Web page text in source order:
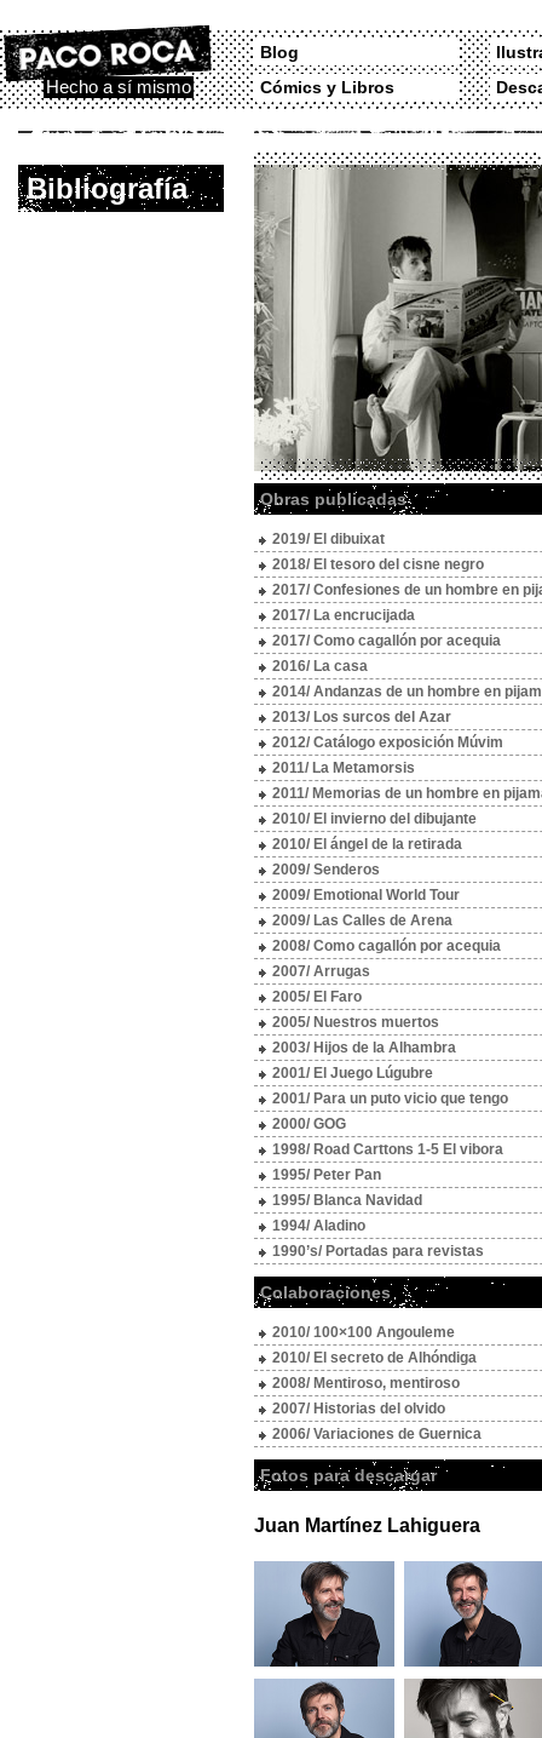
Hecho a sí mismo
Blog
Cómics y Libros
Bibliografía
Obras publicadas
2019/ El dibuixat
2018/ El tesoro del cisne negro
2017/ Confesiones de un hombre en
2017/ La encrucijada
2017/ Como cagallón por acequia
2016/ La casa
2014/ Andanzas de un hombre en
2013/ Los surcos del Azar
2012/ Catálogo exposición Múvim
2011/ La Metamorsis
2011/ Memorias de un hombre en
2010/ El invierno del dibujante
2010/ El ángel de la retirada
2009/ Senderos
2009/ Emotional World Tour
2009/ Las Calles de Arena
2008/ Como cagallón por acequia
2007/ Arrugas
2005/ El Faro
2005/ Nuestros muertos
2003/ Hijos de la Alhambra
2001/ El Juego Lúgubre
2001/ Para un puto vicio que tengo
2000/ GOG
1998/ Road Carttons 1-5 El vibora
1995/ Peter Pan
1995/ Blanca Navidad
1994/ Aladino
1990’s/ Portadas para revistas
Colaboraciones
2010/ 100×100 Angouleme
2010/ El secreto de Alhóndiga
2008/ Mentiroso, mentiroso
2007/ Historias del olvido
2006/ Variaciones de Guernica
Fotos para descargar
Juan Martínez Lahiguera